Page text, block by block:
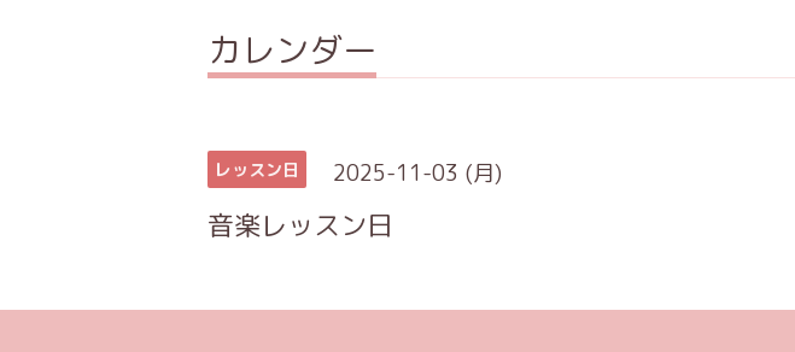
カレンダー
レッスン日 2025-11-03 (月)
音楽レッスン日